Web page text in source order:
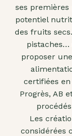
ses
potentiel
des fruits
pistaches…
proposer
certifiées
Progrès, AB
Les
considérées